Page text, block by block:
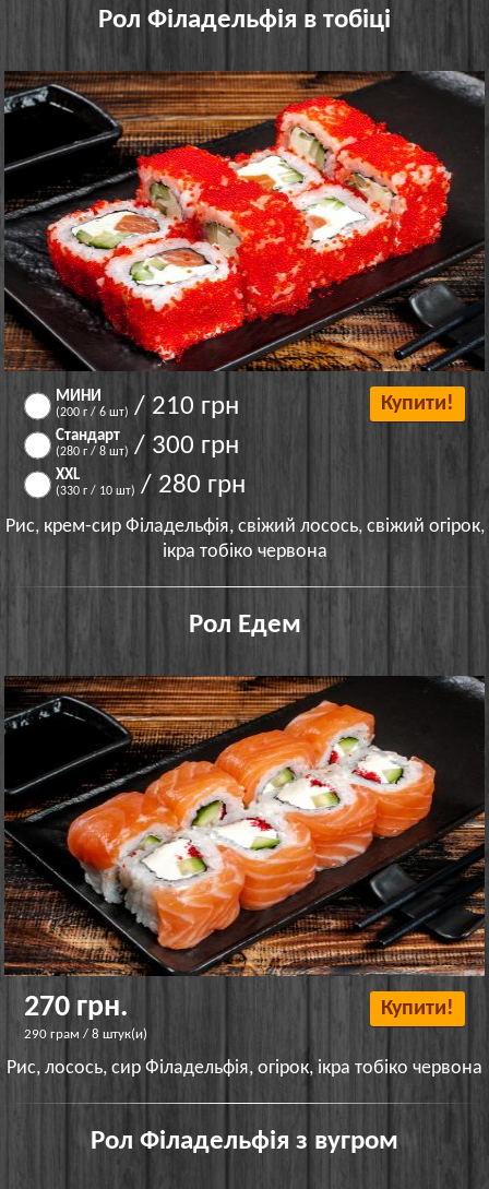
Рол Філадельфія в тобіці
МИНИ
(200 г / 6 шт) / 210 грн
Стандарт
(280 г / 8 шт) / 300 грн
XXL
(330 г / 10 шт) / 280 грн
Купити!
Рис, крем-сир Філадельфія, свіжий лосось, свіжий огірок,
ікра тобіко червона
Рол Едем
270 грн.
290 грам / 8 штук(и)
Купити!
Рис, лосось, сир Філадельфія, огірок, ікра тобіко червона
Рол Філадельфія з вугром